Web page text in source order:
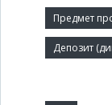
Заступник: